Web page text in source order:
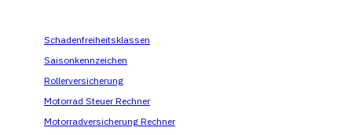
Schadenfreiheitsklassen
Saisonkennzeichen
Rollerversicherung
Motorrad Steuer Rechner
Motorradversicherung Rechner